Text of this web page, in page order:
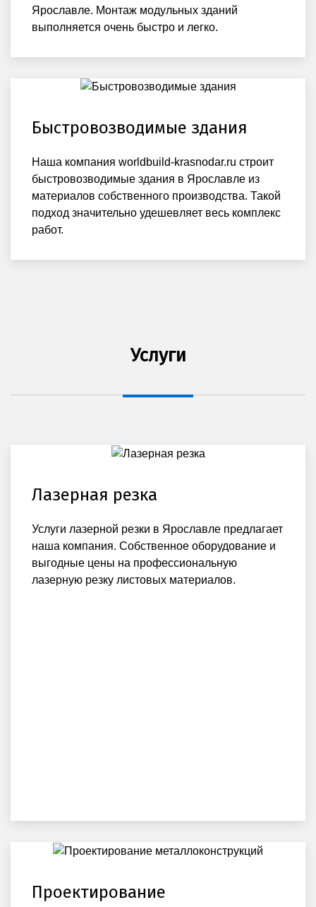
Ярославле. Монтаж модульных зданий
выполняется очень быстро и легко.
Быстровозводимые здания
Наша компания worldbuild-krasnodar.ru строит
быстровозводимые здания в Ярославле из
материалов собственного производства. Такой
подход значительно удешевляет весь комплекс
работ.
Услуги
Лазерная резка
Услуги лазерной резки в Ярославле предлагает
наша компания. Собственное оборудование и
выгодные цены на профессиональную
лазерную резку листовых материалов.
Проектирование